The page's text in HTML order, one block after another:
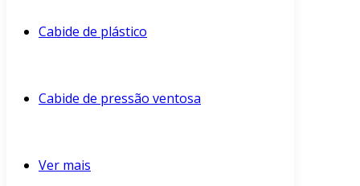
Cabide de plástico
Cabide de pressão ventosa
Ver mais